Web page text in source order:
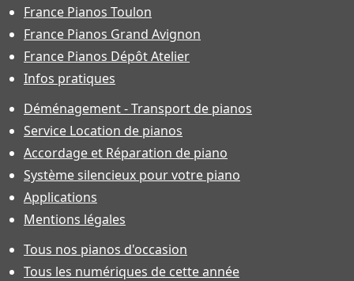
France Pianos Toulon
France Pianos Grand Avignon
France Pianos Dépôt Atelier
Infos pratiques
Déménagement - Transport de pianos
Service Location de pianos
Accordage et Réparation de piano
Système silencieux pour votre piano
Applications
Mentions légales
Tous nos pianos d'occasion
Tous les numériques de cette année